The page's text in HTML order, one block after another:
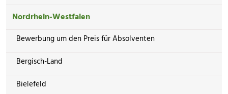
Nordrhein-Westfalen
Bewerbung um den Preis für Absolventen
Bergisch-Land
Bielefeld